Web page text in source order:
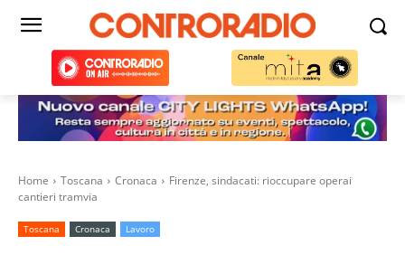
Home Toscana Cronaca
Firenze, sindacati: rioccupare operai
cantieri tramvia
Toscana Cronaca Lavoro